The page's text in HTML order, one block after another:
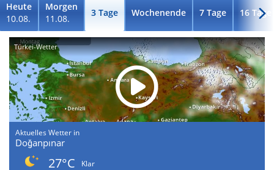
Heute
10.08.
Morgen
11.08.
3 Tage Wochenende 7 Tage 16 Tage
Türkei-Wetter
Aktuelles Wetter in
Doğanpınar
27°C
Klar